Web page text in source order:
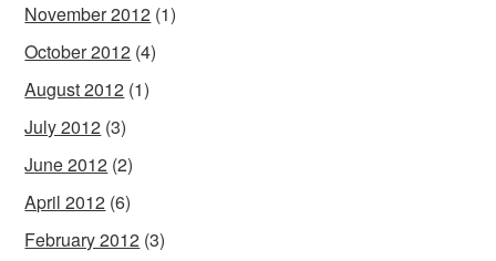
November 2012 (1)
October 2012 (4)
August 2012 (1)
July 2012 (3)
June 2012 (2)
April 2012 (6)
February 2012 (3)